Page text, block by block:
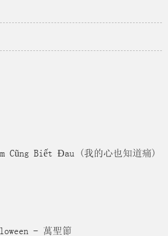
Cũng Biết Đau (我的心也知道痛)
- 萬聖節